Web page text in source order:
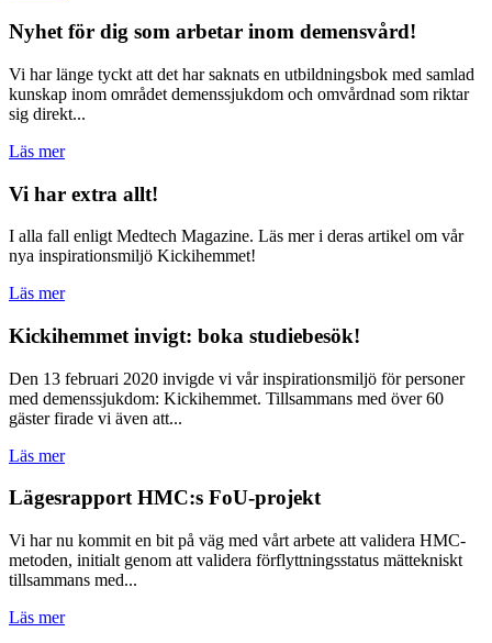
Nyhet för dig som arbetar inom demensvård!
Vi har länge tyckt att det har saknats en utbildningsbok med samlad
kunskap inom området demenssjukdom och omvårdnad som riktar
sig direkt...
Läs mer
Vi har extra allt!
I alla fall enligt Medtech Magazine. Läs mer i deras artikel om vår
nya inspirationsmiljö Kickihemmet!
Läs mer
Kickihemmet invigt: boka studiebesök!
Den 13 februari 2020 invigde vi vår inspirationsmiljö för personer
med demenssjukdom: Kickihemmet. Tillsammans med över 60
gäster firade vi även att...
Läs mer
Lägesrapport HMC:s FoU-projekt
Vi har nu kommit en bit på väg med vårt arbete att validera HMC-
metoden, initialt genom att validera förflyttningsstatus mättekniskt
tillsammans med...
Läs mer